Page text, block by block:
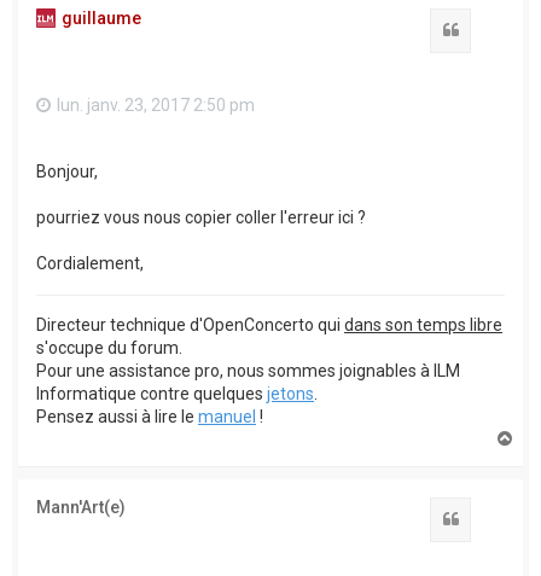
guillaume
lun. janv. 23, 2017 2:50 pm
Bonjour,
pourriez vous nous copier coller l'erreur ici ?
Cordialement,
Directeur technique d'OpenConcerto qui dans son temps libre
s'occupe du forum.
Pour une assistance pro, nous sommes joignables à ILM
Informatique contre quelques jetons
Pensez aussi à lire le manuel !
Mann'Art(e)